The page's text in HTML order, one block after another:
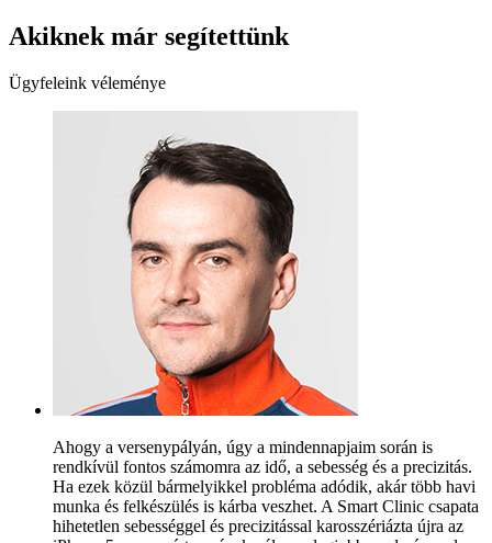
Akiknek már segítettünk
Ügyfeleink véleménye
Ahogy a versenypályán, úgy a mindennapjaim során is
rendkívül fontos számomra az idő, a sebesség és a precizitás.
Ha ezek közül bármelyikkel probléma adódik, akár több havi
munka és felkészülés is kárba veszhet. A Smart Clinic csapata
hihetetlen sebességgel és precizitással karosszériázta újra az